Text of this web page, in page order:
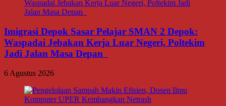
Imigrasi Depok Sasar Pelajar SMAN 2 Depok:
Waspadai Jebakan Kerja Luar Negeri, Poltekim
Jadi Jalan Masa Depan
6 Agustus 2026